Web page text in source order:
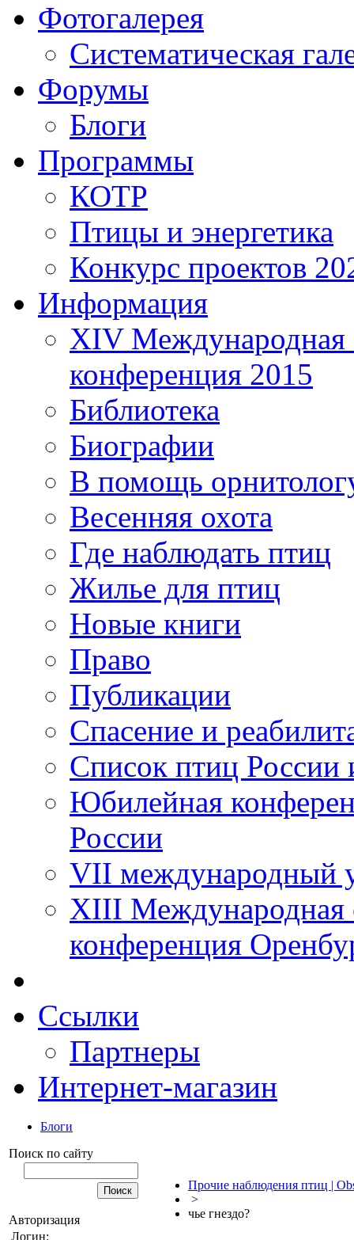
Фотогалерея
Систематическая
Форумы
Блоги
Программы
КОТР
Птицы и энергетика
Конкурс проектов
Информация
XIV Международная
конференция 2015
Библиотека
Биографии
В помощь
Весенняя охота
Где наблюдать птиц
Жилье для птиц
Новые книги
Право
Публикации
Спасение и
Список птиц России
Юбилейная
России
VII международный
XIII Международная
конференция
Ссылки
Партнеры
Интернет-магазин
Блоги
Поиск по сайту
Авторизация
Логин:
Прочие наблюдения птиц |
>
чье гнездо?